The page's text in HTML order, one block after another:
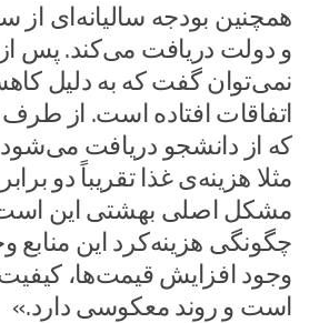
همچنین بودجه سالیانه‌ای
و دولت دریافت می‌کند. پس از
نمی‌توان گفت که به دلیل
اتفاقات افتاده است. از طرف
که از دانشجو دریافت می‌شود
مثلا هزینه‌ی غذا تقریباً دو
مشکل اصلی بهشتی این
چگونگی هزینه‌کرد این منابع
وجود افزایش قیمت‌ها،
است و روند معکوسی دارد.»